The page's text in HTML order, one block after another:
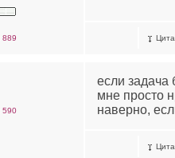
889
590
если задача
мне просто
наверно,